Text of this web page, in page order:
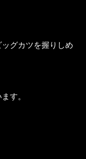
グカツを握りしめ
す。